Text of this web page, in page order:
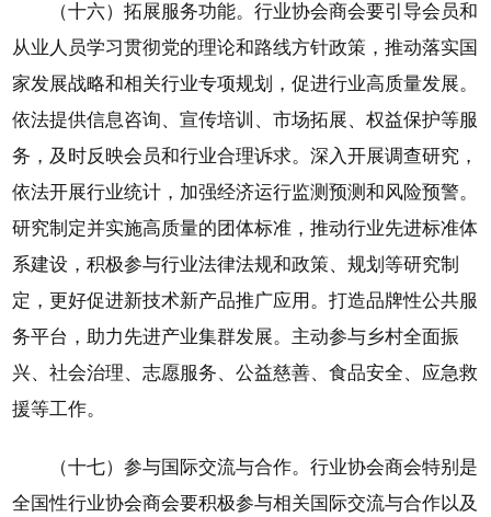
（十六）拓展服务功能。行业协会商会要引导会员和
从业人员学习贯彻党的理论和路线方针政策，推动落实国
家发展战略和相关行业专项规划，促进行业高质量发展。
依法提供信息咨询、宣传培训、市场拓展、权益保护等服
务，及时反映会员和行业合理诉求。深入开展调查研究，
依法开展行业统计，加强经济运行监测预测和风险预警。
研究制定并实施高质量的团体标准，推动行业先进标准体
系建设，积极参与行业法律法规和政策、规划等研究制
定，更好促进新技术新产品推广应用。打造品牌性公共服
务平台，助力先进产业集群发展。主动参与乡村全面振
兴、社会治理、志愿服务、公益慈善、食品安全、应急救
援等工作。
（十七）参与国际交流与合作。行业协会商会特别是
全国性行业协会商会要积极参与相关国际交流与合作以及